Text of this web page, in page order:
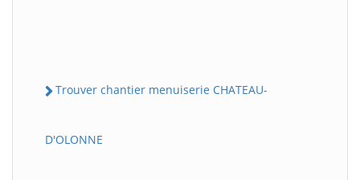
Trouver chantier menuiserie CHATEAU-
D'OLONNE